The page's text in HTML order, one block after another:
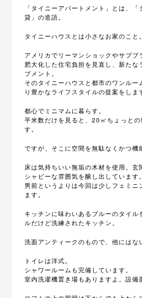
「タイニーアパートメント」とは、
貸」の造語。
タイニーハウスとは小さなお家のこと。
アメリカでリーマンショックやサブプ
肥大化した住宅負担を見直し、新た
ブメント。
そのタイニーハウスと都市のワンル
り豊かなライフスタイルの提案をしま
都心でミニマムに暮らす。
平米数だけを見ると、20㎡ちょっと
す。
ですが、そこに空間を無駄なくかつ機
床は気持ちいい無垢の木材を使用。
シャビーな雰囲気を醸し出しています。
男前というよりは今回は少しフェミ
ます。
キッチンに味わいあるブルーのタイ
ルだけど洗練されたキッチン。
洗面アンティークのもので、他にはな
トイレは洋式。
シャワールームも完備しています。
室内洗濯機置き場もありますよ。設備